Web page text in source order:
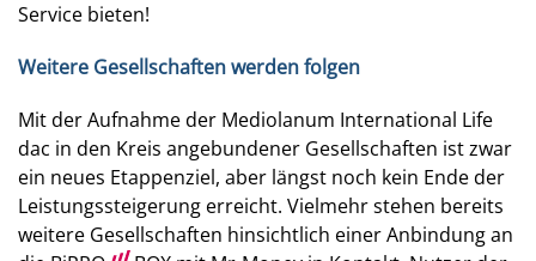
Service bieten!
Weitere Gesellschaften werden folgen
Mit der Aufnahme der Mediolanum International Life
dac in den Kreis angebundener Gesellschaften ist zwar
ein neues Etappenziel, aber längst noch kein Ende der
Leistungssteigerung erreicht. Vielmehr stehen bereits
weitere Gesellschaften hinsichtlich einer Anbindung an